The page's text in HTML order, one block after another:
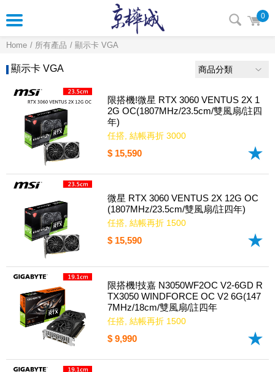
0
Home 所有產品 顯示卡 VGA
顯示卡 VGA 商品分類
限搭機!微星 RTX 3060 VENTUS 2X 1
2G OC(1807MHz/23.5cm/雙風扇/註四
年)
任搭, 結帳再折 3000
$ 15,590
微星 RTX 3060 VENTUS 2X 12G OC
(1807MHz/23.5cm/雙風扇/註四年)
任搭, 結帳再折 1500
$ 15,590
限搭機!技嘉 N3050WF2OC V2-6GD R
TX3050 WINDFORCE OC V2 6G(147
7MHz/18cm/雙風扇/註四年
任搭, 結帳再折 1500
$ 9,990